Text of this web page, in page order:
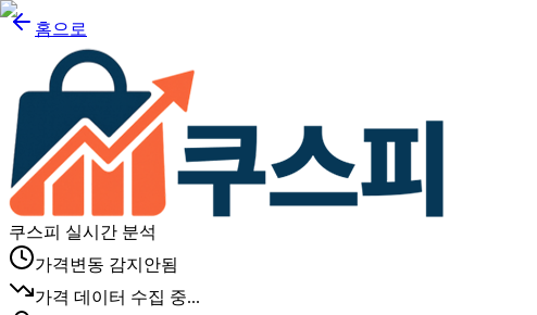
홈으로
쿠스피 실시간 분석
가격변동 감지안됨
가격 데이터 수집 중...